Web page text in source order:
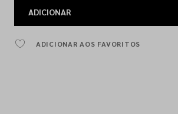
ADICIONAR
ADICIONAR AOS FAVORITOS